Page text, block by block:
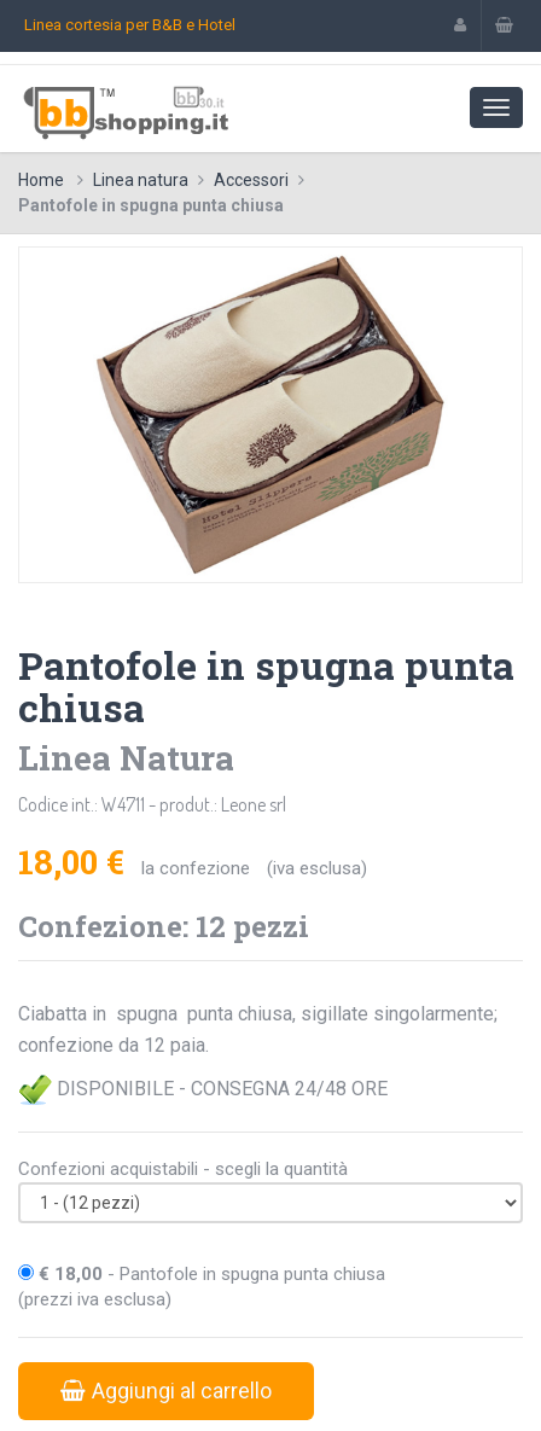
Linea cortesia per B&B e Hotel
Home Linea natura
Accessori
Pantofole in spugna punta chiusa
Pantofole in spugna punta
chiusa
Linea Natura
Codice int.: W4711 - produt.: Leone srl
18,00 € la confezione (iva esclusa)
Confezione: 12 pezzi
Ciabatta in spugna punta chiusa, sigillate singolarmente;
confezione da 12 paia.
DISPONIBILE - CONSEGNA 24/48 ORE
Confezioni acquistabili - scegli la quantità
€ 18,00 - Pantofole in spugna punta chiusa
(prezzi iva esclusa)
Aggiungi al carrello